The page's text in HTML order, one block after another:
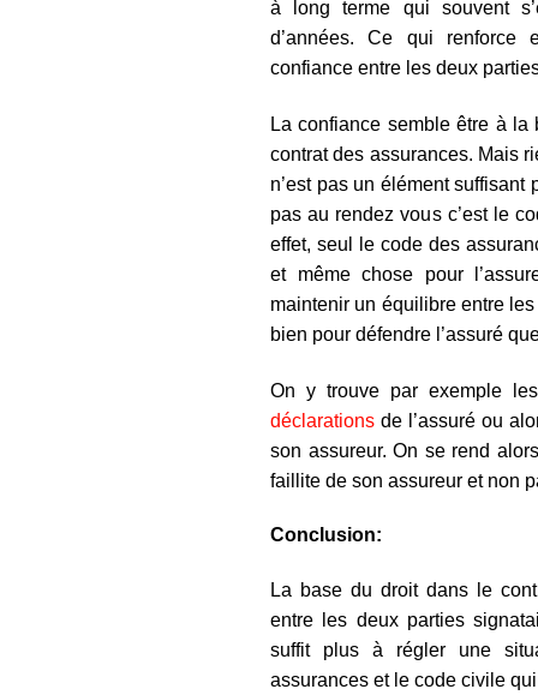
à long terme qui souvent
d’années. Ce qui renforce
confiance entre les deux
La confiance semble être à
contrat des assurances. Mais
n’est pas un élément suffisant
pas au rendez vous c’est le
effet, seul le code des
et même chose pour
maintenir un équilibre entre
bien pour défendre l’assuré
On y trouve par exemple
déclarations de l’assuré ou
son assureur. On se rend
faillite de son assureur et non
Conclusion:
La base du droit dans le
entre les deux parties
suffit plus à régler une
assurances et le code civile